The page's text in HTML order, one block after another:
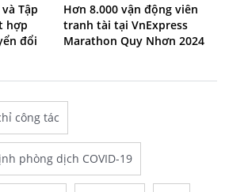
Tập
hợp
đổi
Hơn 8.000 vận động viên
tranh tài tại VnExpress
Marathon Quy Nhơn 2024
công tác
phòng dịch COVID-19